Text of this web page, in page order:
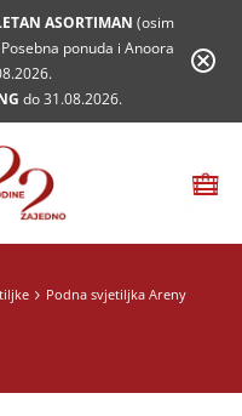
ASORTIMAN (osim
ponuda i Anoora
do 31.08.2026.
Podna svjetiljka Areny